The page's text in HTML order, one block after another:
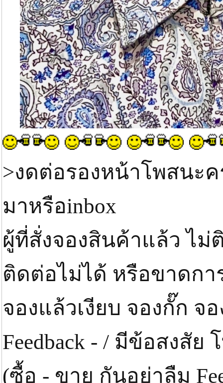
>งดต่อรองหน้าโพสนะ
มาหรือinbox
ผู้ที่สั่งจองสินค้าแล้ว ไม่
ติดต่อไม่ได้ หรือขาดก
จองแล้วเงียบ จองกั๊ก
Feedback - / มีข้อสงสั
(ซื้อ - ขาย กันอย่าลืม